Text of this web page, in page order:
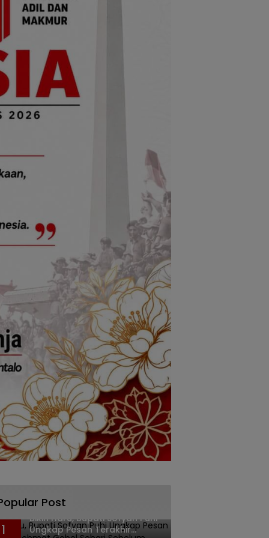
Post
1
Bikin Haru, Bupati Sofyan Puhi
Ungkap Pesan Terakhir